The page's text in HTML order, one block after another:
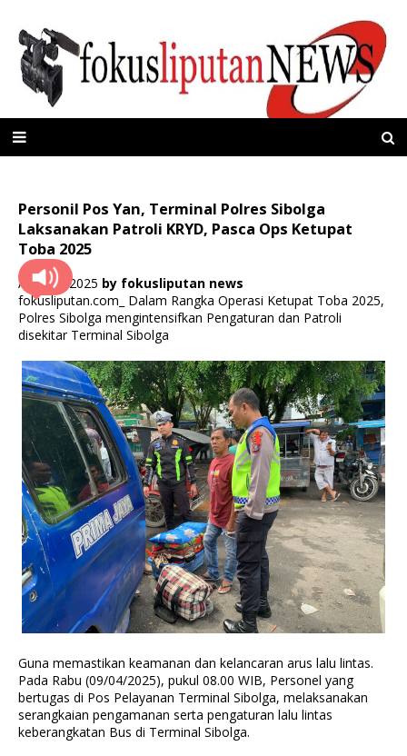
Personil Pos Yan, Terminal Polres Sibolga
Laksanakan Patroli KRYD, Pasca Ops Ketupat
Toba 2025
April 09, 2025 by fokusliputan news
fokusliputan.com_ Dalam Rangka Operasi Ketupat Toba 2025,
Polres Sibolga mengintensifkan Pengaturan dan Patroli
disekitar Terminal Sibolga
Guna memastikan keamanan dan kelancaran arus lalu lintas.
Pada Rabu (09/04/2025), pukul 08.00 WIB, Personel yang
bertugas di Pos Pelayanan Terminal Sibolga, melaksanakan
serangkaian pengamanan serta pengaturan lalu lintas
keberangkatan Bus di Terminal Sibolga.